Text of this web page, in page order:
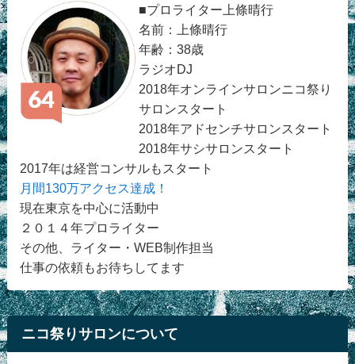
■プロライター上條晴行
名前：上條晴行
年齢：38歳
ラジオDJ
2018年オンラインサロンニコ祭り
サロンスタート
2018年アドセンチサロンスタート
2018年サシサロンスタート
2017年は経営コンサルもスタート
月間130万アクセス達成！
現在東京を中心に活動中
２０１４年プロライター
その他、ライター・WEB制作担当
仕事の依頼もお待ちしてます
ニコ祭りサロンについて